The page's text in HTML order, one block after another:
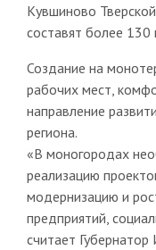
Кувшиново
составят более 130
Создание на
рабочих мест,
направление
региона.
«В моногородах
реализацию
модернизацию и
предприятий,
считает Губернатор